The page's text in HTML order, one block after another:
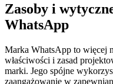
Zasoby i
WhatsApp
Marka WhatsApp to więcej
właściwości i zasad
marki. Jego spójne
zaangażowanie w